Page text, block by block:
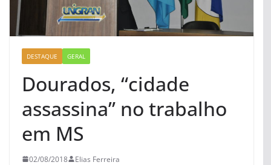
DESTAQUE GERAL
Dourados, “cidade
assassina” no trabalho
em MS
02/08/2018 Elias Ferreira